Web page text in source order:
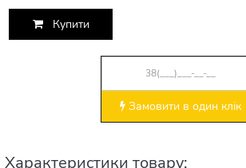
Купити
Замовити в один клік
Характеристики товару: